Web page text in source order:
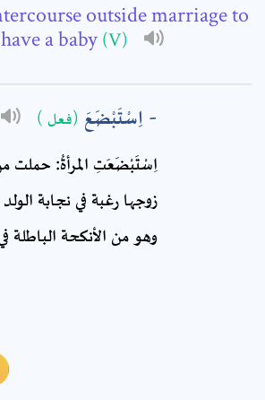
outside marriage to
have a baby (V)
اِسْتَبْضَعَ (فعل )
اِسْتَبْضَعَتِ المرأةُ: حملت
زوجها رغبة في نجابة الولد
وهو من الأنكحة الباطلة
*
are